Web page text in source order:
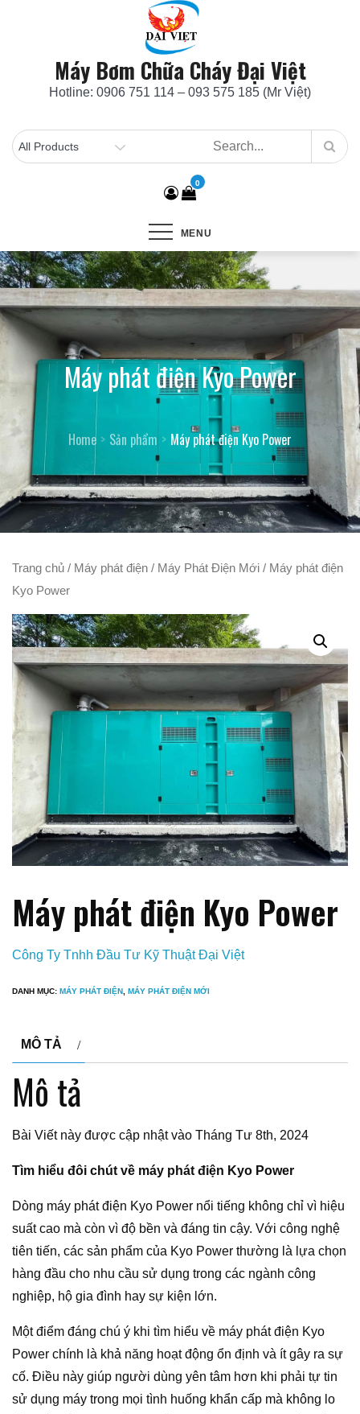
Máy Bơm Chữa Cháy Đại Việt
Hotline: 0906 751 114 – 093 575 185 (Mr Việt)
0
MENU
Máy phát điện Kyo Power
Home Sản phẩm Máy phát điện Kyo Power
Trang chủ / Máy phát điện / Máy Phát Điện Mới / Máy phát điện
Kyo Power
Máy phát điện Kyo Power
Công Ty Tnhh Đầu Tư Kỹ Thuật Đại Việt
DANH MỤC: MÁY PHÁT ĐIỆN, MÁY PHÁT ĐIỆN MỚI
MÔ TẢ
Mô tả
Bài Viết này được cập nhật vào Tháng Tư 8th, 2024
Tìm hiểu đôi chút về máy phát điện Kyo Power
Dòng máy phát điện Kyo Power nổi tiếng không chỉ vì hiệu
suất cao mà còn vì độ bền và đáng tin cậy. Với công nghệ
tiên tiến, các sản phẩm của Kyo Power thường là lựa chọn
hàng đầu cho nhu cầu sử dụng trong các ngành công
nghiệp, hộ gia đình hay sự kiện lớn.
Một điểm đáng chú ý khi tìm hiểu về máy phát điện Kyo
Power chính là khả năng hoạt động ổn định và ít gây ra sự
cố. Điều này giúp người dùng yên tâm hơn khi phải tự tin
sử dụng máy trong mọi tình huống khẩn cấp mà không lo